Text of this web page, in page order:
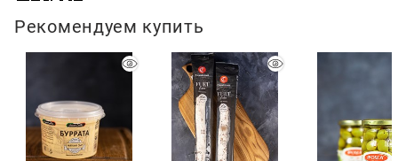
Рекомендуем купить